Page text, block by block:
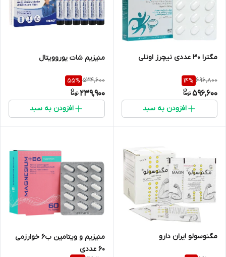
مگترا 30 عددی نیچرز اونلی
696,800
14%
596,600
افزودن به سبد
منیزیم شات یوروویتال
534,600
55%
239,900
افزودن به سبد
مگنوسولو ایران دارو
منیزیم و ویتامین ب6 خوارزمی
60 عددی